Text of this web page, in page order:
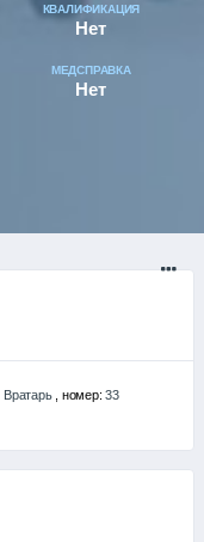
КВАЛИФИКАЦИЯ
Нет
МЕДСПРАВКА
Нет
Вратарь, номер:33